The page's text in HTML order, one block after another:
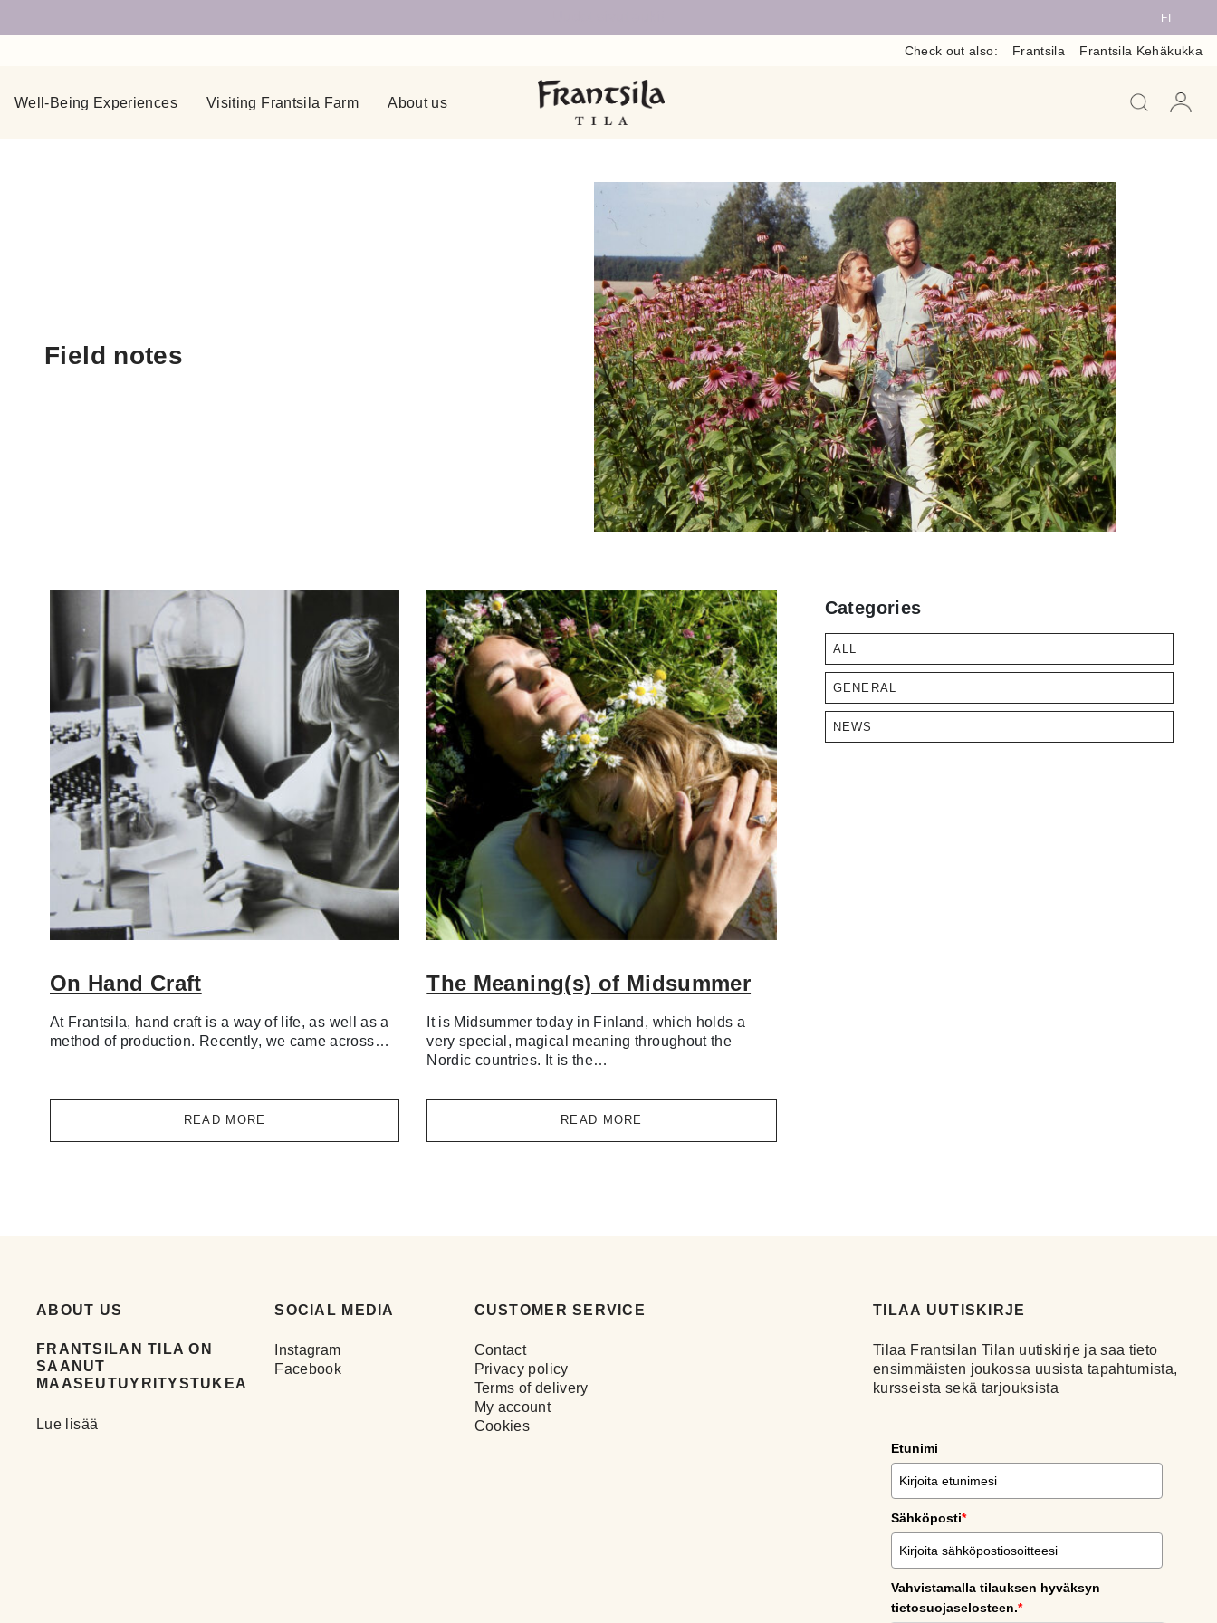
FI
Check out also: Frantsila Frantsila Kehäkukka
Well-Being Experiences Visiting Frantsila Farm About us When
Field notes
On Hand Craft
At Frantsila, hand craft is a way of life, as well as a
method of production. Recently, we came across…
READ MORE
The Meaning(s) of Midsummer
It is Midsummer today in Finland, which holds a
very special, magical meaning throughout the
Nordic countries. It is the…
READ MORE
Categories
ALL
GENERAL
NEWS
ABOUT US
FRANTSILAN TILA ON
SAANUT
MAASEUTUYRITYSTUKEA
Lue lisää
SOCIAL MEDIA
Instagram
Facebook
CUSTOMER SERVICE
Contact
Privacy policy
Terms of delivery
My account
Cookies
TILAA UUTISKIRJE
Tilaa Frantsilan Tilan uutiskirje ja saa tieto
ensimmäisten joukossa uusista tapahtumista,
kursseista sekä tarjouksista
Etunimi
Sähköposti*
Vahvistamalla tilauksen hyväksyn
tietosuojaselosteen.*